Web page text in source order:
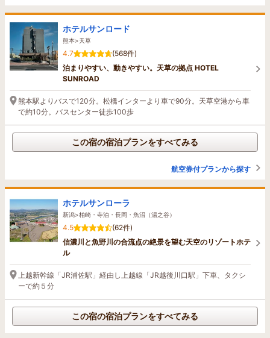
ホテルサンロード
熊本>天草
4.7
(568件)
泊まりやすい、動きやすい。天草の拠点 HOTEL
SUNROAD
熊本駅よりバスで120分。松橋インターより車で90分。天草空港から車
で約10分。バスセンター徒歩100歩
この宿の宿泊プランをすべてみる
航空券付プランから探す
ホテルサンローラ
新潟>柏崎・寺泊・長岡・魚沼（湯之谷）
4.5
(62件)
信濃川と魚野川の合流点の絶景を望む天空のリゾートホテ
ル
上越新幹線「JR浦佐駅」経由し上越線「JR越後川口駅」下車、タクシ
ーで約５分
この宿の宿泊プランをすべてみる